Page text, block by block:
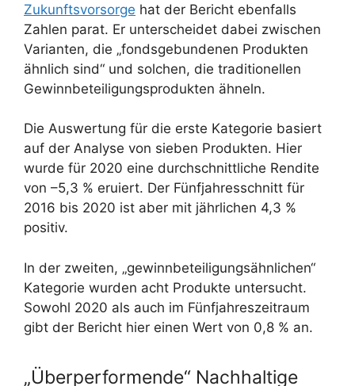
Zukunftsvorsorge hat der Bericht ebenfalls
Zahlen parat. Er unterscheidet dabei zwischen
Varianten, die „fondsgebundenen Produkten
ähnlich sind“ und solchen, die traditionellen
Gewinnbeteiligungsprodukten ähneln.
Die Auswertung für die erste Kategorie basiert
auf der Analyse von sieben Produkten. Hier
wurde für 2020 eine durchschnittliche Rendite
von –5,3 % eruiert. Der Fünfjahresschnitt für
2016 bis 2020 ist aber mit jährlichen 4,3 %
positiv.
In der zweiten, „gewinnbeteiligungsähnlichen“
Kategorie wurden acht Produkte untersucht.
Sowohl 2020 als auch im Fünfjahreszeitraum
gibt der Bericht hier einen Wert von 0,8 % an.
„Überperformende“ Nachhaltige